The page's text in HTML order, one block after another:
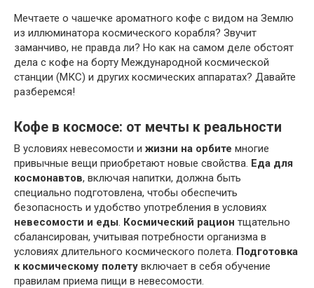
Мечтаете о чашечке ароматного кофе с видом на Землю
из иллюминатора космического корабля? Звучит
заманчиво, не правда ли? Но как на самом деле обстоят
дела с кофе на борту Международной космической
станции (МКС) и других космических аппаратах? Давайте
разберемся!
Кофе в космосе: от мечты к реальности
В условиях невесомости и жизни на орбите многие
привычные вещи приобретают новые свойства. Еда для
космонавтов, включая напитки, должна быть
специально подготовлена, чтобы обеспечить
безопасность и удобство употребления в условиях
невесомости и еды. Космический рацион тщательно
сбалансирован, учитывая потребности организма в
условиях длительного космического полета. Подготовка
к космическому полету включает в себя обучение
правилам приема пищи в невесомости.